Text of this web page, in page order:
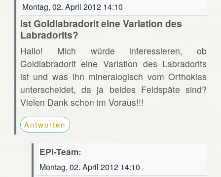
Montag, 02. April 2012 14:10
Ist Goldlabradorit eine Variation des
Labradorits?
Hallo! Mich würde interessieren, ob
Goldlabradorit eine Variation des Labradorits
ist und was ihn mineralogisch vom Orthoklas
unterscheidet, da ja beides Feldspäte sind?
Vielen Dank schon im Voraus!!!
Antworten
EPI-Team:
Montag, 02. April 2012 14:10